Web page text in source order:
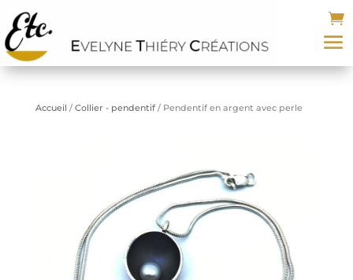
Accueil / Collier - pendentif/ Pendentif en argent avec perle